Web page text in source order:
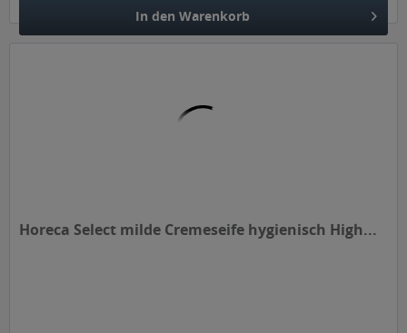
In den Warenkorb
Horeca Select milde Cremeseife hygienisch High...